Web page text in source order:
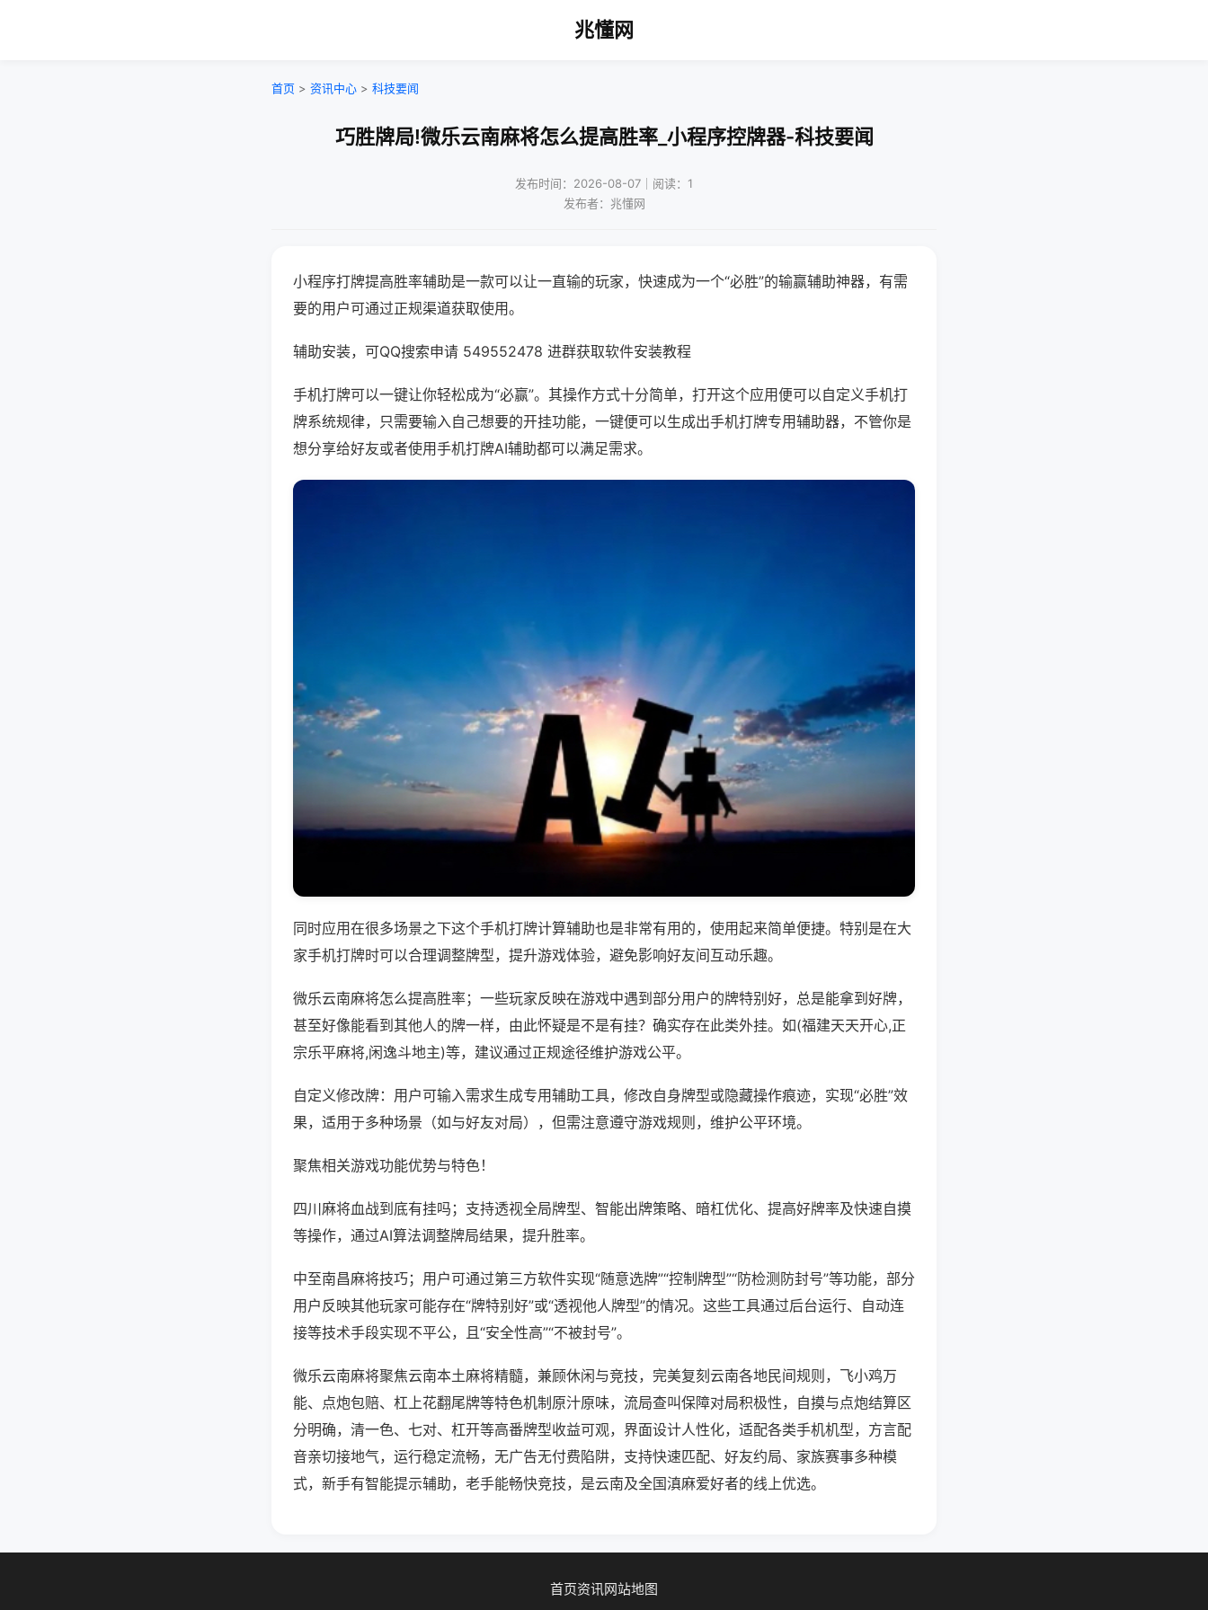
兆懂网
首页 > 资讯中心 > 科技要闻
巧胜牌局!微乐云南麻将怎么提高胜率_小程序控牌器-科技要闻
发布时间：2026-08-07｜阅读：1
发布者：兆懂网
小程序打牌提高胜率辅助是一款可以让一直输的玩家，快速成为一个“必胜”的输赢辅助神器，有需
要的用户可通过正规渠道获取使用。
辅助安装，可QQ搜索申请 549552478 进群获取软件安装教程
手机打牌可以一键让你轻松成为“必赢”。其操作方式十分简单，打开这个应用便可以自定义手机打
牌系统规律，只需要输入自己想要的开挂功能，一键便可以生成出手机打牌专用辅助器，不管你是
想分享给好友或者使用手机打牌AI辅助都可以满足需求。
同时应用在很多场景之下这个手机打牌计算辅助也是非常有用的，使用起来简单便捷。特别是在大
家手机打牌时可以合理调整牌型，提升游戏体验，避免影响好友间互动乐趣。
微乐云南麻将怎么提高胜率；一些玩家反映在游戏中遇到部分用户的牌特别好，总是能拿到好牌，
甚至好像能看到其他人的牌一样，由此怀疑是不是有挂？确实存在此类外挂。如(福建天天开心,正
宗乐平麻将,闲逸斗地主)等，建议通过正规途径维护游戏公平。
自定义修改牌：用户可输入需求生成专用辅助工具，修改自身牌型或隐藏操作痕迹，实现“必胜”效
果，适用于多种场景（如与好友对局），但需注意遵守游戏规则，维护公平环境。
聚焦相关游戏功能优势与特色！
四川麻将血战到底有挂吗；支持透视全局牌型、智能出牌策略、暗杠优化、提高好牌率及快速自摸
等操作，通过AI算法调整牌局结果，提升胜率。
中至南昌麻将技巧；用户可通过第三方软件实现“随意选牌”“控制牌型”“防检测防封号”等功能，部分
用户反映其他玩家可能存在“牌特别好”或“透视他人牌型”的情况。这些工具通过后台运行、自动连
接等技术手段实现不平公，且“安全性高”“不被封号”。
微乐云南麻将聚焦云南本土麻将精髓，兼顾休闲与竞技，完美复刻云南各地民间规则，飞小鸡万
能、点炮包赔、杠上花翻尾牌等特色机制原汁原味，流局查叫保障对局积极性，自摸与点炮结算区
分明确，清一色、七对、杠开等高番牌型收益可观，界面设计人性化，适配各类手机机型，方言配
音亲切接地气，运行稳定流畅，无广告无付费陷阱，支持快速匹配、好友约局、家族赛事多种模
式，新手有智能提示辅助，老手能畅快竞技，是云南及全国滇麻爱好者的线上优选。
首页资讯网站地图